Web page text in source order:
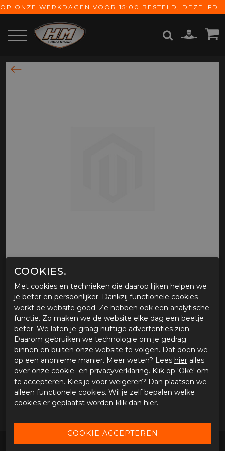
OP ONZE WERKDAGEN VOOR 15:00 BESTELD, DEZELFDE DAG VERZONDEN! GRATIS VERZENDING VANAF € 65,-
FALCO UNION
Tijdelijk niet verkrijgbaar
Tijdens onze werkdagen voor 15:00 uur besteld, dezelfde
dag verstuurd.
OMSCHRIJVING FALCO UNION
COOKIES.
Met cookies en technieken die daarop lijken helpen we
je beter en persoonlijker. Dankzij functionele cookies
werkt de website goed. Ze hebben ook een analytische
functie. Zo maken we de website elke dag een beetje
beter. We laten je graag nuttige advertenties zien.
Daarom gebruiken we technologie om je gedrag
binnen en buiten onze website te volgen. Dat doen we
op een anonieme manier. Meer weten? Lees hier alles
over onze cookie- en privacyverklaring. Klik op 'Oké' om
te accepteren. Kies je voor weigeren? Dan plaatsen we
alleen functionele cookies. Wil je zelf bepalen welke
cookies er geplaatst worden klik dan hier.